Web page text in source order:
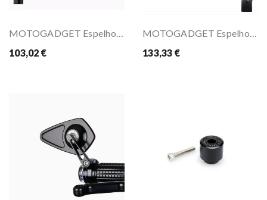
MOTOGADGET Espelho Mo.View Classic
103,02 €
MOTOGADGET Espelho Mo.view Classic
133,33 €